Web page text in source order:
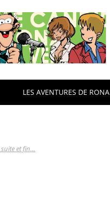
LES AVENTURES DE RONA
et fin…